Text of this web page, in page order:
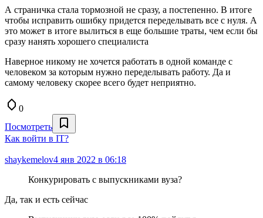
А страничка стала тормозной не сразу, а постепенно. В итоге
чтобы исправить ошибку придется переделывать все с нуля. А
это может в итоге вылиться в еще большие траты, чем если бы
сразу нанять хорошего специалиста
Наверное никому не хочется работать в одной команде с
человеком за которым нужно переделывать работу. Да и
самому человеку скорее всего будет неприятно.
0
Посмотреть
Как войти в IT?
shaykemelov4 янв 2022 в 06:18
Конкурировать с выпускниками вуза?
Да, так и есть сейчас